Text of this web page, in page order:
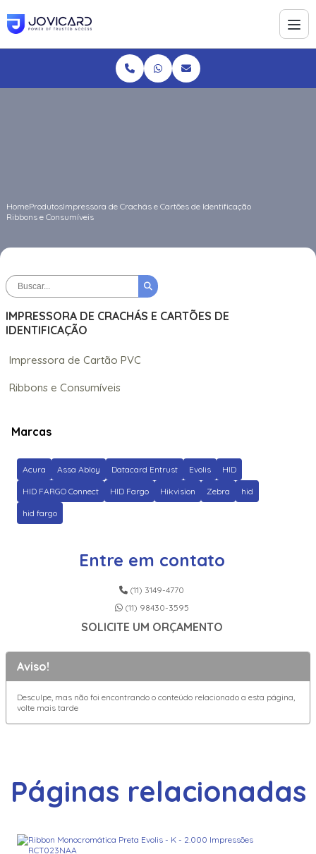
HomeProdutosImpressora de Crachás e Cartões de Identificação
Ribbons e Consumíveis
IMPRESSORA DE CRACHÁS E CARTÕES DE
IDENTIFICAÇÃO
Impressora de Cartão PVC
Ribbons e Consumíveis
Marcas
Acura Assa Abloy Datacard Entrust Evolis HID
HID FARGO Connect HID Fargo Hikvision Zebra hid
hid fargo
Entre em contato
(11) 3149-4770
(11) 98430-3595
SOLICITE UM ORÇAMENTO
Aviso!
Desculpe, mas não foi encontrando o conteúdo relacionado a esta página,
volte mais tarde
Páginas relacionadas